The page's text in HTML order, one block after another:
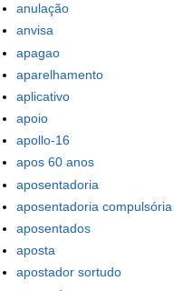
anulação
anvisa
apagao
aparelhamento
aplicativo
apoio
apollo-16
apos 60 anos
aposentadoria
aposentadoria compulsória
aposentados
aposta
apostador sortudo